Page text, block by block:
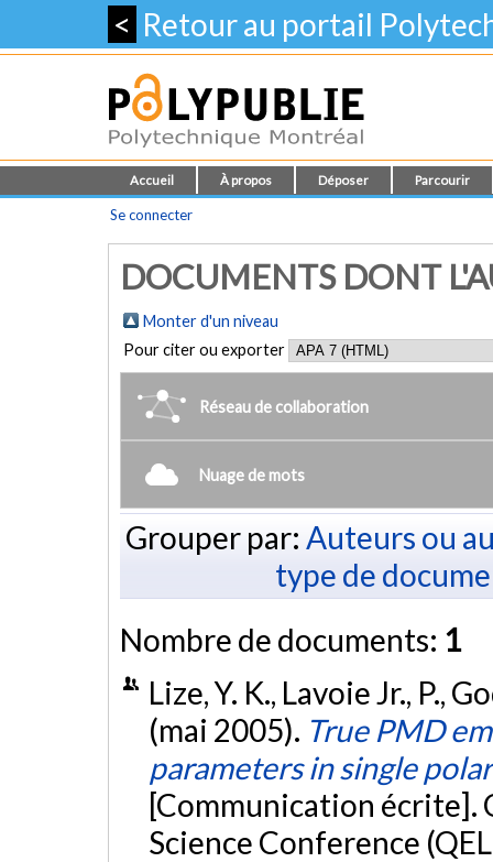
< Retour au portail
Accueil À propos Déposer Parcourir
Se connecter
DOCUMENTS DONT
Monter d'un niveau
Pour citer ou exporter
Réseau de collaboration
Nuage de mots
Grouper par: Auteurs ou
type de
Nombre de documents: 1
Lize, Y. K., Lavoie Jr., P.,
(mai 2005). True PMD
parameters in single
[Communication écrite].
Science Conference